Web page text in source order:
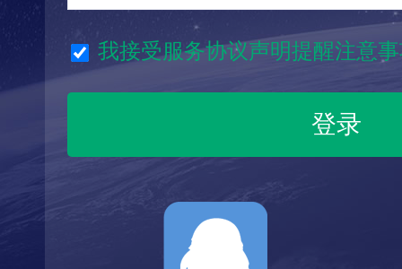
我接受服务协议声明提醒注意